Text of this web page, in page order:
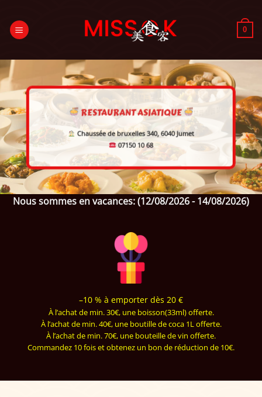
contenu
0
RESTAURANT ASIATIQUE
Chaussée de bruxelles 340, 6040 Jumet
07150 10 68
Nous sommes en vacances: (12/08/2026 - 14/08/2026)
–10 % à emporter dès 20 €
À l’achat de min. 30€, une boisson(33ml) offerte.
À l’achat de min. 40€, une boutille de coca 1L offerte.
À l’achat de min. 70€, une bouteille de vin offerte.
Commandez 10 fois et obtenez un bon de réduction de 10€.